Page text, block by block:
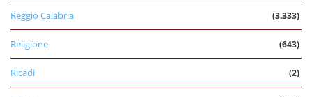
Reggio Calabria (3.333)
Religione (643)
Ricadi (2)